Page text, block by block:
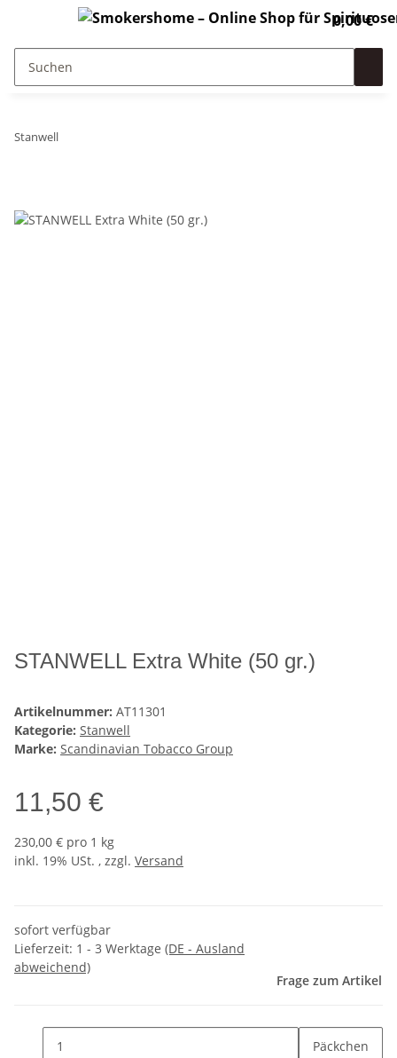
0,00 €
Stanwell
STANWELL Extra White (50 gr.)
Artikelnummer: AT11301
Kategorie: Stanwell
Marke: Scandinavian Tobacco Group
11,50 €
230,00 € pro 1 kg
inkl. 19% USt. , zzgl. Versand
sofort verfügbar
Lieferzeit: 1 - 3 Werktage (DE - Ausland
abweichend)
Frage zum Artikel
Päckchen